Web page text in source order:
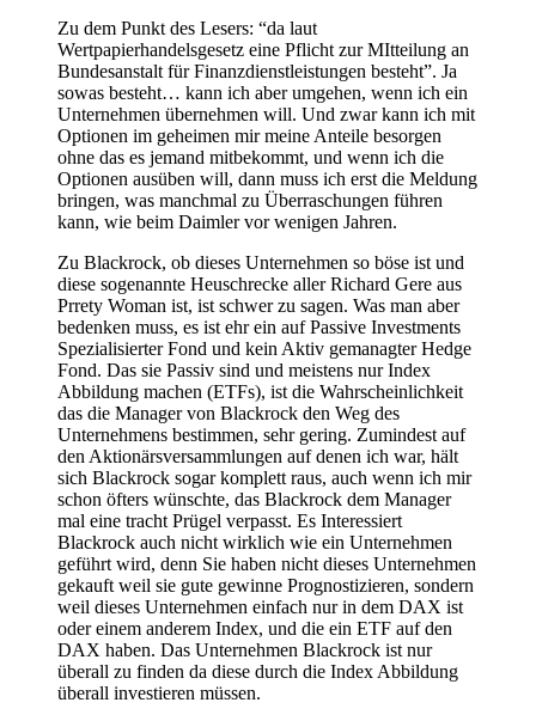
Zu dem Punkt des Lesers: “da laut
Wertpapierhandelsgesetz eine Pflicht zur MItteilung an
Bundesanstalt für Finanzdienstleistungen besteht”. Ja
sowas besteht… kann ich aber umgehen, wenn ich ein
Unternehmen übernehmen will. Und zwar kann ich mit
Optionen im geheimen mir meine Anteile besorgen
ohne das es jemand mitbekommt, und wenn ich die
Optionen ausüben will, dann muss ich erst die Meldung
bringen, was manchmal zu Überraschungen führen
kann, wie beim Daimler vor wenigen Jahren.
Zu Blackrock, ob dieses Unternehmen so böse ist und
diese sogenannte Heuschrecke aller Richard Gere aus
Prrety Woman ist, ist schwer zu sagen. Was man aber
bedenken muss, es ist ehr ein auf Passive Investments
Spezialisierter Fond und kein Aktiv gemanagter Hedge
Fond. Das sie Passiv sind und meistens nur Index
Abbildung machen (ETFs), ist die Wahrscheinlichkeit
das die Manager von Blackrock den Weg des
Unternehmens bestimmen, sehr gering. Zumindest auf
den Aktionärsversammlungen auf denen ich war, hält
sich Blackrock sogar komplett raus, auch wenn ich mir
schon öfters wünschte, das Blackrock dem Manager
mal eine tracht Prügel verpasst. Es Interessiert
Blackrock auch nicht wirklich wie ein Unternehmen
geführt wird, denn Sie haben nicht dieses Unternehmen
gekauft weil sie gute gewinne Prognostizieren, sondern
weil dieses Unternehmen einfach nur in dem DAX ist
oder einem anderem Index, und die ein ETF auf den
DAX haben. Das Unternehmen Blackrock ist nur
überall zu finden da diese durch die Index Abbildung
überall investieren müssen.